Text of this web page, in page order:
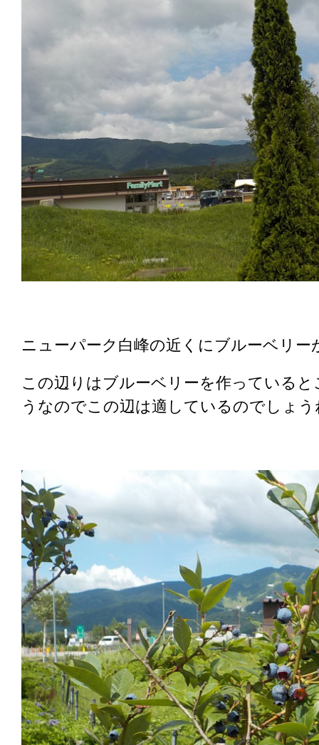
ニューパーク白峰の近くにブルーベリ
この辺りはブルーベリーを作っている
うなのでこの辺は適しているのでしょう